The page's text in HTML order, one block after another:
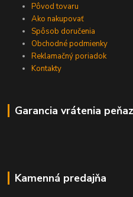
Pôvod tovaru
Ako nakupovať
Spôsob doručenia
Obchodné podmienky
Reklamačný poriadok
Kontakty
Garancia vrátenia
Kamenná predajňa